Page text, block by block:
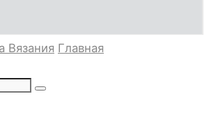
Вязания Главная